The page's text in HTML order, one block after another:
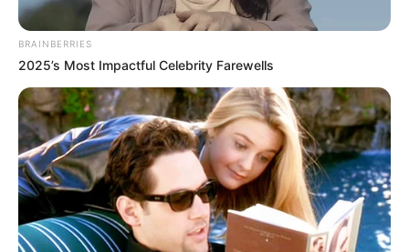
BRAINBERRIES
2025’s Most Impactful Celebrity Farewells